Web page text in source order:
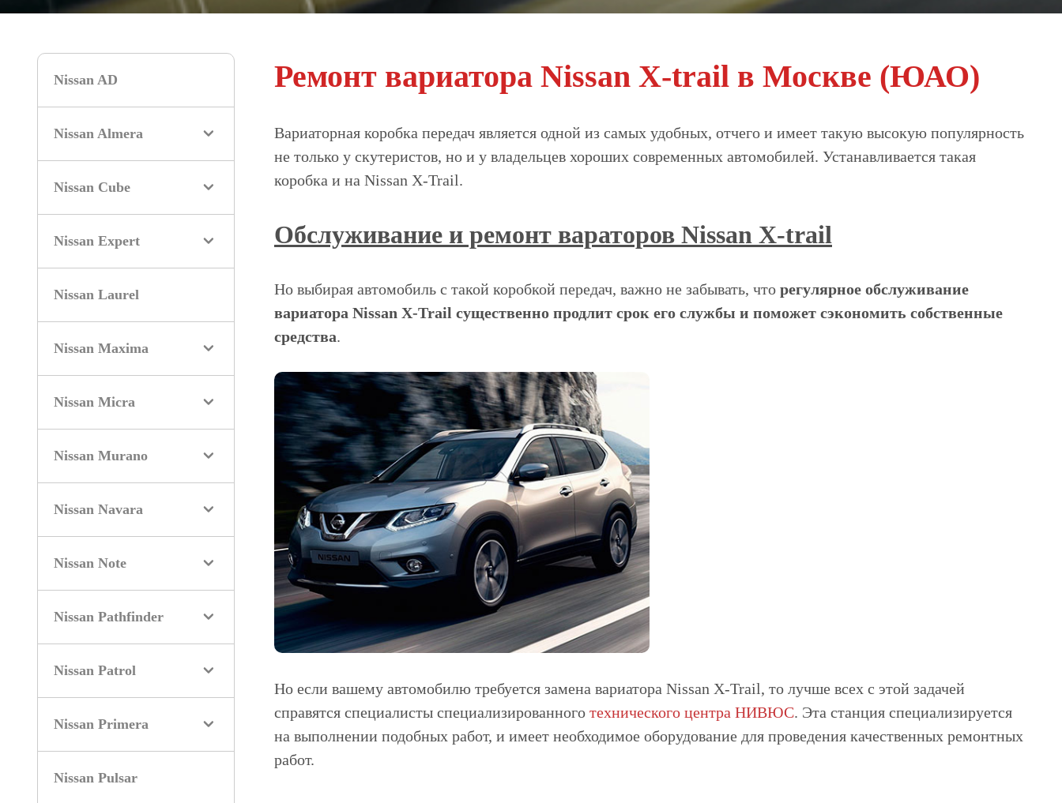
Nissan AD
Nissan Almera
Nissan Cube
Nissan Expert
Nissan Laurel
Nissan Maxima
Nissan Micra
Nissan Murano
Nissan Navara
Nissan Note
Nissan Pathfinder
Nissan Patrol
Nissan Primera
Nissan Pulsar
Ремонт вариатора Nissan X-trail в Москве (ЮАО)
Вариаторная коробка передач является одной из самых удобных, отчего и имеет такую высокую популярность
не только у скутеристов, но и у владельцев хороших современных автомобилей. Устанавливается такая
коробка и на Nissan X-Trail.
Обслуживание и ремонт вараторов Nissan X-trail
Но выбирая автомобиль с такой коробкой передач, важно не забывать, что регулярное обслуживание
вариатора Nissan X-Trail существенно продлит срок его службы и поможет сэкономить собственные
средства.
Но если вашему автомобилю требуется замена вариатора Nissan X-Trail, то лучше всех с этой задачей
справятся специалисты специализированного технического центра НИВЮС. Эта станция специализируется
на выполнении подобных работ, и имеет необходимое оборудование для проведения качественных ремонтных
работ.